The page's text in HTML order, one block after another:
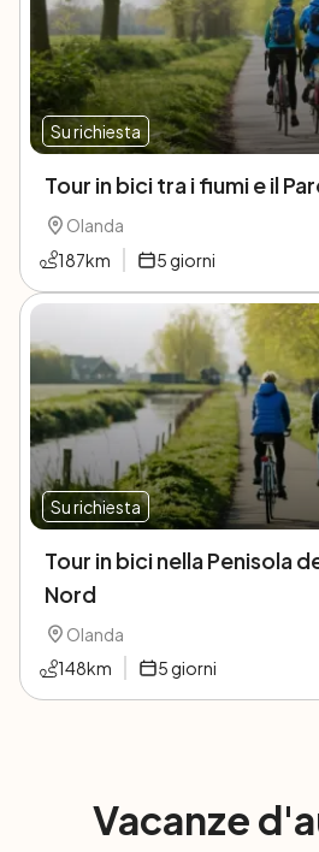
Su richiesta
Tour in bici tra i fiumi e il
Olanda
187km 5giorni
Su richiesta
Tour in bici nella Penisola
Nord
Olanda
148km 5giorni
Vacanze